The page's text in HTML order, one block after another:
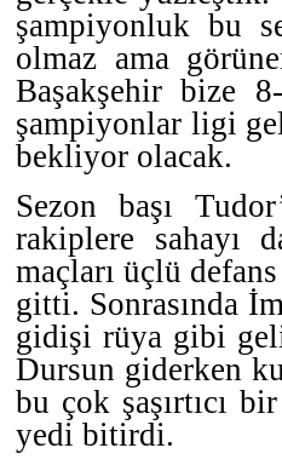
şampiyonluk bu
olmaz ama
Başakşehir bize
şampiyonlar ligi
bekliyor olacak.
Sezon başı
rakiplere sahayı
maçları üçlü
gitti. Sonrasında
gidişi rüya gibi
Dursun giderken
bu çok şaşırtıcı
yedi bitirdi.